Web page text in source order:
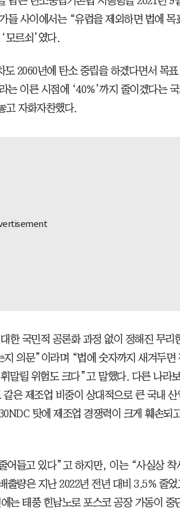
들 사이에서는 “유럽을 제외하면 법에 목
모르쇠’였다.
2060년에 탄소 중립을 하겠다면서 목
는 이른 시점에 ‘40%’까지 줄이겠다는
고 자화자찬했다.
한 국민적 공론화 과정 없이 정해진 무리
의문”이라며 “법에 숫자까지 새겨두면
말릴 위험도 크다”고 말했다. 다른 나라
은 제조업 비중이 상대적으로 큰 국내 산
탓에 제조업 경쟁력이 크게 훼손되
어들고 있다”고 하지만, 이는 “사실상 착
출량은 지난 2022년 전년 대비 3.5% 줄었
는 태풍 힌남노로 포스코 공장 가동이 중